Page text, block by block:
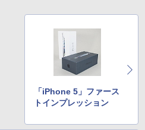
「iPhone 5」ファース
トインプレッション